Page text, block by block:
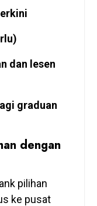
dan lesen
graduan
dengan
pilihan
ke pusat